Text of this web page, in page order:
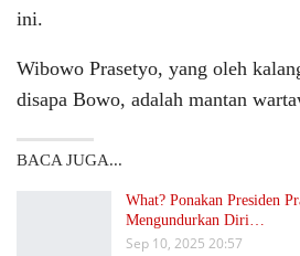
ini.
Wibowo Prasetyo, yang oleh
disapa Bowo, adalah mantan
BACA JUGA...
What? Ponakan Presiden
Mengundurkan Diri…
Sep 10, 2025 20:57